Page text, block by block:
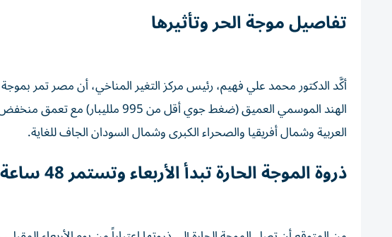
تفاصيل موجة الحر وتأثيرها
أكَّد الدكتور محمد علي فهيم، رئيس مركز التغير المناخي، أن مصر تمر
الهند الموسمي العميق (ضغط جوي
العربية وشمال أفريقيا والصحراء الكبرى وشمال السودان الجاف للغاية.
ذروة الموجة الحارة تبدأ الأربعاء وتستمر 48 ساعة